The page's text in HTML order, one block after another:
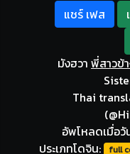
แชร์ เฟส
มังฮวา พี่สาวข้
Thai
อัพโหลดเมื่อ
ประเภทโดจิน:
full